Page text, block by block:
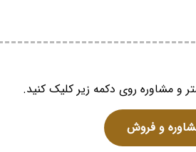
و مشاوره روی دکمه زیر کلیک کنید.
و فروش